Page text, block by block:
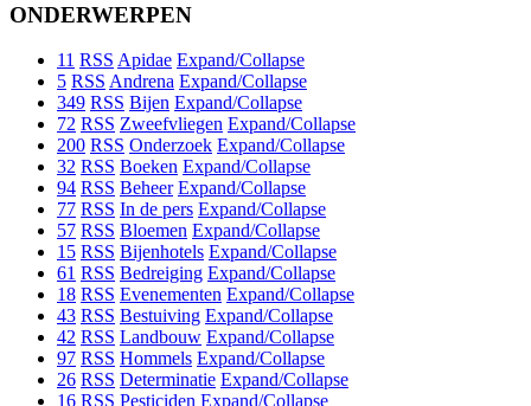
ONDERWERPEN
11 RSS Apidae Expand/Collapse
5 RSS Andrena Expand/Collapse
349 RSS Bijen Expand/Collapse
72 RSS Zweefvliegen Expand/Collapse
200 RSS Onderzoek Expand/Collapse
32 RSS Boeken Expand/Collapse
94 RSS Beheer Expand/Collapse
77 RSS In de pers Expand/Collapse
57 RSS Bloemen Expand/Collapse
15 RSS Bijenhotels Expand/Collapse
61 RSS Bedreiging Expand/Collapse
18 RSS Evenementen Expand/Collapse
43 RSS Bestuiving Expand/Collapse
42 RSS Landbouw Expand/Collapse
97 RSS Hommels Expand/Collapse
26 RSS Determinatie Expand/Collapse
16 RSS Pesticiden Expand/Collapse